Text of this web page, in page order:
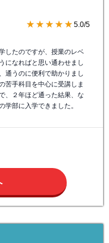
★★★★★ 5.0/5
したのですが、授業のレベ
になればと思い通わせまし
通うのに便利で助かりまし
苦手科目を中心に受講しま
、２年ほど通った結果、な
学部に入学できました。